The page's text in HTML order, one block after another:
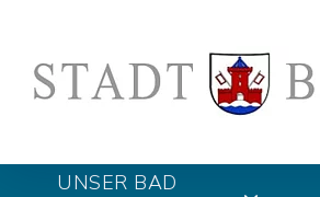
UNSER BAD